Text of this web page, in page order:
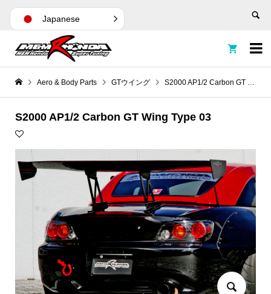


Aero & Body Parts GTウイング S2000 AP1/2 Carbon GT Wing Type 03
S2000 AP1/2 Carbon GT Wing Type 03
Japanese